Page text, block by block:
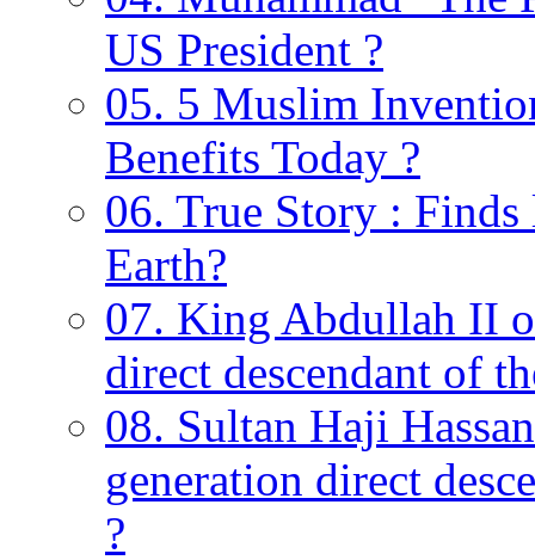
US President ?
05. 5 Muslim
Benefits Today ?
06. True Story :
Earth?
07. King Abdullah II
direct descendant of
08. Sultan Haji
generation direct
?